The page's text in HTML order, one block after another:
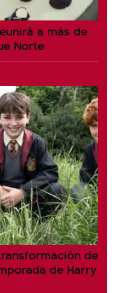
a más de
Norte
de
de Harry